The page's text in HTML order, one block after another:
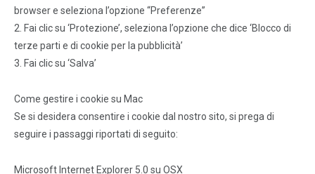
browser e seleziona l’opzione “Preferenze”
2. Fai clic su ‘Protezione’, seleziona l’opzione che dice ‘Blocco di
terze parti e di cookie per la pubblicità’
3. Fai clic su ‘Salva’
Come gestire i cookie su Mac
Se si desidera consentire i cookie dal nostro sito, si prega di
seguire i passaggi riportati di seguito:
Microsoft Internet Explorer 5.0 su OSX